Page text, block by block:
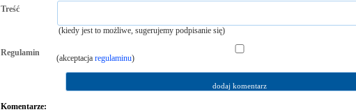
Treść
(kiedy jest to możliwe, sugerujemy podpisanie się)
Regulamin
(akceptacja regulaminu)
Komentarze: